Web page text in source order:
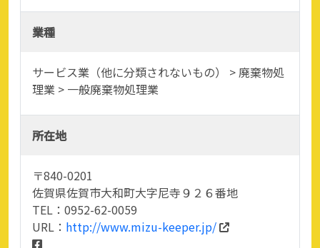
業種
サービス業（他に分類されないもの） > 廃棄物処
理業 > 一般廃棄物処理業
所在地
〒840-0201
佐賀県佐賀市大和町大字尼寺９２６番地
TEL：0952-62-0059
URL： http://www.mizu-keeper.jp/